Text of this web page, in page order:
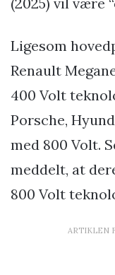
Ligesom
Renault
400 Volt
Porsche,
med 800 Volt.
meddelt, at
800 Volt
ARTIKLEN